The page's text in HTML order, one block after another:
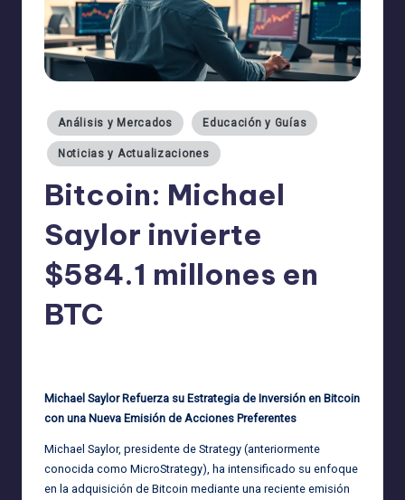
Publicado
en
Análisis y Mercados Educación y Guías
Noticias y Actualizaciones
Bitcoin: Michael
Saylor invierte
$584.1 millones en
BTC
Michael Saylor Refuerza su Estrategia de Inversión en Bitcoin
con una Nueva Emisión de Acciones Preferentes
Michael Saylor, presidente de Strategy (anteriormente
conocida como MicroStrategy), ha intensificado su enfoque
en la adquisición de Bitcoin mediante una reciente emisión